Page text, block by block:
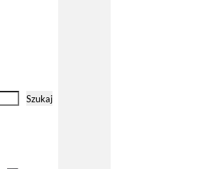
Szukaj